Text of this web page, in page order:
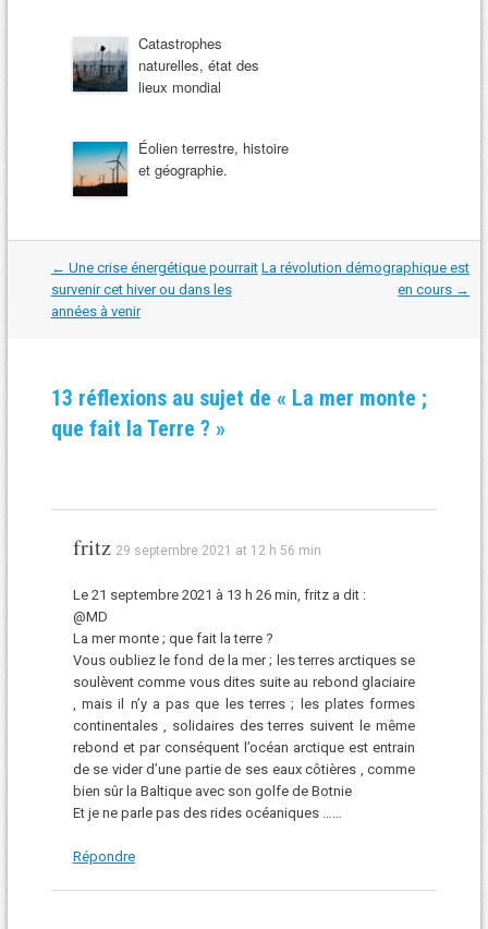
Catastrophes
naturelles, état des
lieux mondial
Éolien terrestre, histoire
et géographie.
Navigation
les
articles
← Une crise énergétique pourrait
survenir cet hiver ou dans les
années à venir
La révolution démographique est
en cours →
13 réflexions au sujet de « La mer monte ;
que fait la Terre ? »
fritz 29 septembre 2021 at 12 h 56 min
Le 21 septembre 2021 à 13 h 26 min, fritz a dit :
@MD
La mer monte ; que fait la terre ?
Vous oubliez le fond de la mer ; les terres arctiques se
soulèvent comme vous dites suite au rebond glaciaire
, mais il n’y a pas que les terres ; les plates formes
continentales , solidaires des terres suivent le même
rebond et par conséquent l’océan arctique est entrain
de se vider d’une partie de ses eaux côtières , comme
bien sûr la Baltique avec son golfe de Botnie
Et je ne parle pas des rides océaniques ……
Répondre